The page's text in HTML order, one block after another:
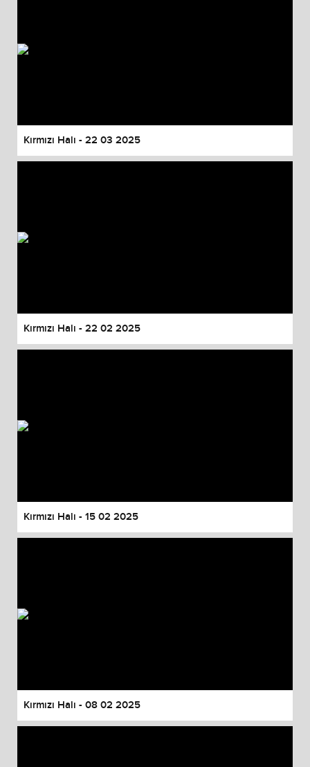
Kırmızı Halı - 22 03 2025
Kırmızı Halı - 22 02 2025
Kırmızı Halı - 15 02 2025
Kırmızı Halı - 08 02 2025